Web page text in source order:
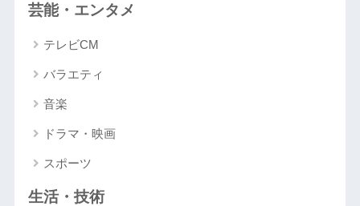
芸能・エンタメ
テレビCM
バラエティ
音楽
ドラマ・映画
スポーツ
生活・技術